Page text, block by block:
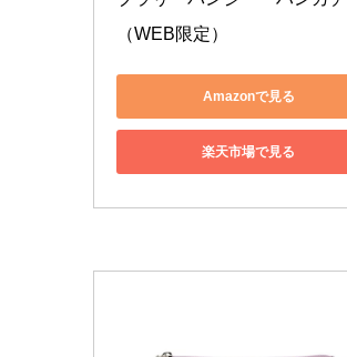
（WEB限定）
Amazonで見る
楽天市場で見る